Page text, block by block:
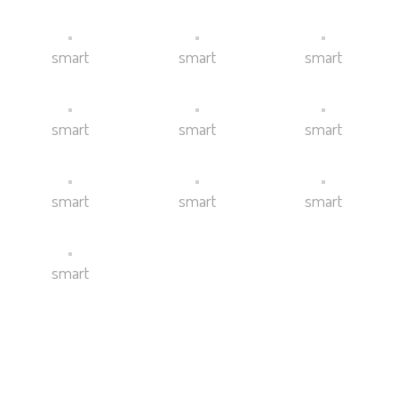
smart smart smart
smart smart smart
smart smart smart
smart